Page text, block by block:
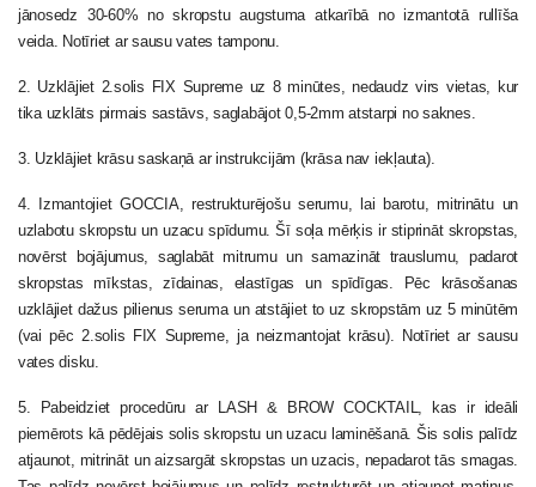
jānosedz 30-60% no skropstu augstuma atkarībā no izmantotā rullīša
veida. Notīriet ar sausu vates tamponu.
2. Uzklājiet 2.solis FIX Supreme uz 8 minūtes, nedaudz virs vietas, kur
tika uzklāts pirmais sastāvs, saglabājot 0,5-2mm atstarpi no saknes.
3. Uzklājiet krāsu saskaņā ar instrukcijām (krāsa nav iekļauta).
4. Izmantojiet GOCCIA, restrukturējošu serumu, lai barotu, mitrinātu un
uzlabotu skropstu un uzacu spīdumu. Šī soļa mērķis ir stiprināt skropstas,
novērst bojājumus, saglabāt mitrumu un samazināt trauslumu, padarot
skropstas mīkstas, zīdainas, elastīgas un spīdīgas. Pēc krāsošanas
uzklājiet dažus pilienus seruma un atstājiet to uz skropstām uz 5 minūtēm
(vai pēc 2.solis FIX Supreme, ja neizmantojat krāsu). Notīriet ar sausu
vates disku.
5. Pabeidziet procedūru ar LASH & BROW COCKTAIL, kas ir ideāli
piemērots kā pēdējais solis skropstu un uzacu laminēšanā. Šis solis palīdz
atjaunot, mitrināt un aizsargāt skropstas un uzacis, nepadarot tās smagas.